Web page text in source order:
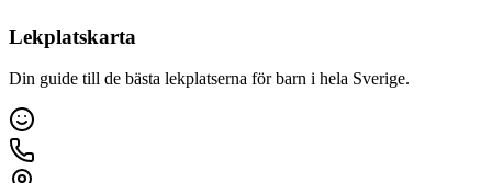
Lekplatskarta
Din guide till de bästa lekplatserna för barn i hela Sverige.